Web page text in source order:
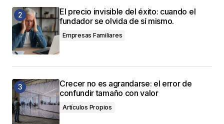
El precio invisible del éxito: cuando el
fundador se olvida de sí mismo.
Empresas Familiares
Crecer no es agrandarse: el error de
confundir tamaño con valor
Artículos Propios